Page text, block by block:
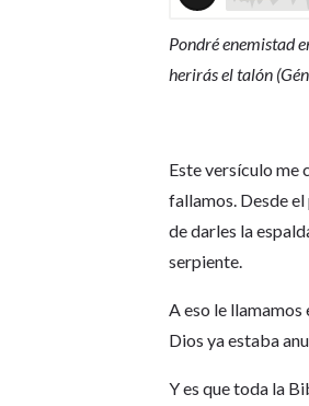
Pondré enemistad
herirás el talón
Este versículo me
fallamos. Desde
de darles la
serpiente.
A eso le llamamos
Dios ya estaba
Y es que toda la